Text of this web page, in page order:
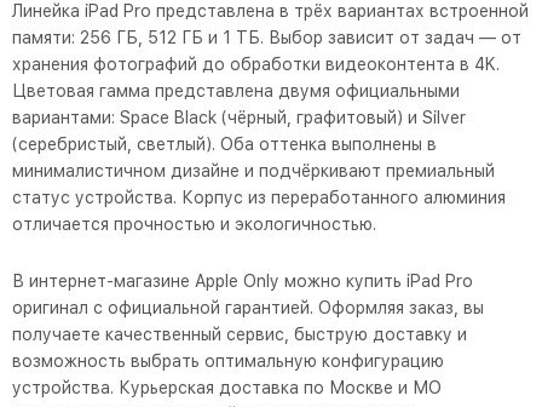
Линейка iPad Pro представлена в трёх вариантах встроенной
памяти: 256 ГБ, 512 ГБ и 1 ТБ. Выбор зависит от задач — от
хранения фотографий до обработки видеоконтента в 4K.
Цветовая гамма представлена двумя официальными
вариантами: Space Black (чёрный, графитовый) и Silver
(серебристый, светлый). Оба оттенка выполнены в
минималистичном дизайне и подчёркивают премиальный
статус устройства. Корпус из переработанного алюминия
отличается прочностью и экологичностью.
В интернет-магазине Apple Only можно купить iPad Pro
оригинал с официальной гарантией. Оформляя заказ, вы
получаете качественный сервис, быструю доставку и
возможность выбрать оптимальную конфигурацию
устройства. Курьерская доставка по Москве и МО